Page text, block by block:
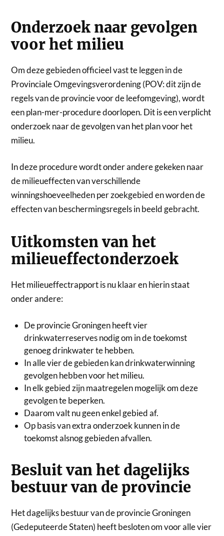
Onderzoek naar gevolgen
voor het milieu
Om deze gebieden officieel vast te leggen in de
Provinciale Omgevingsverordening (POV: dit zijn de
regels van de provincie voor de leefomgeving), wordt
een plan-mer-procedure doorlopen. Dit is een verplicht
onderzoek naar de gevolgen van het plan voor het
milieu.
In deze procedure wordt onder andere gekeken naar
de milieueffecten van verschillende
winningshoeveelheden per zoekgebied en worden de
effecten van beschermingsregels in beeld gebracht.
Uitkomsten van het
milieueffectonderzoek
Het milieueffectrapport is nu klaar en hierin staat
onder andere:
De provincie Groningen heeft vier
drinkwaterreserves nodig om in de toekomst
genoeg drinkwater te hebben.
In alle vier de gebieden kan drinkwaterwinning
gevolgen hebben voor het milieu.
In elk gebied zijn maatregelen mogelijk om deze
gevolgen te beperken.
Daarom valt nu geen enkel gebied af.
Op basis van extra onderzoek kunnen in de
toekomst alsnog gebieden afvallen.
Besluit van het dagelijks
bestuur van de provincie
Het dagelijks bestuur van de provincie Groningen
(Gedeputeerde Staten) heeft besloten om voor alle vier